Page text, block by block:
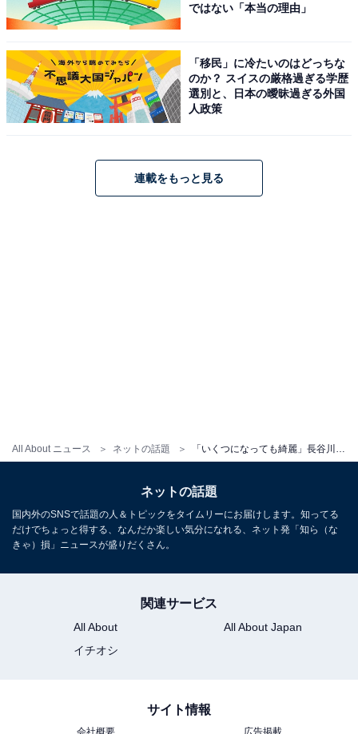
All About ニュース ネットの話題
ではない「本当の理由」
「移民」に冷たいのはどっちな
のか？ スイスの厳格過ぎる学歴
選別と、日本の曖昧過ぎる外国
人政策
連載をもっと見る
ネットの話題
国内外のSNSで話題の人＆トピックをタイムリーにお届けします。知ってる
だけでちょっと得する、なんだか楽しい気分になれる、ネット発「知ら（な
きゃ）損」ニュースが盛りだくさん。
関連サービス
All About
All About Japan
イチオシ
サイト情報